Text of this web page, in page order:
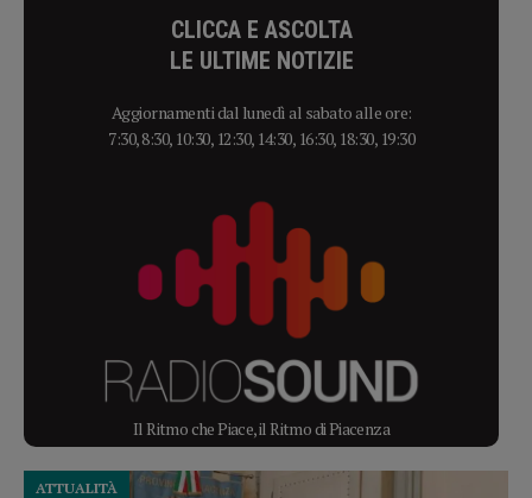
CLICCA E ASCOLTA
LE ULTIME NOTIZIE
Aggiornamenti dal lunedì al sabato alle ore:
7:30, 8:30, 10:30, 12:30, 14:30, 16:30, 18:30, 19:30
Il Ritmo che Piace, il Ritmo di Piacenza
ATTUALITÀ